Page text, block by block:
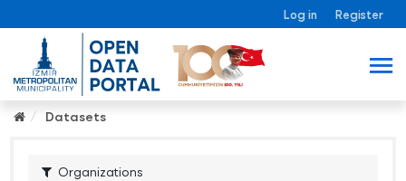
Log in Register
Datasets
Organizations